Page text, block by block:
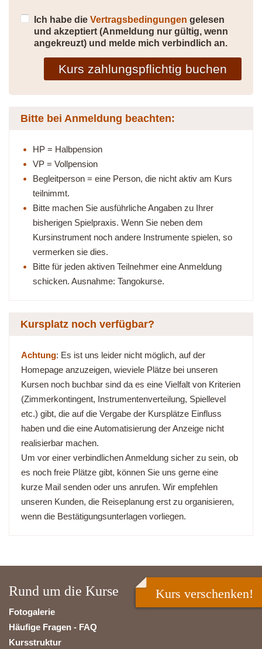
Ich habe die Vertragsbedingungen gelesen
und akzeptiert (Anmeldung nur gültig, wenn
angekreuzt) und melde mich verbindlich an.
Kurs zahlungspflichtig buchen
Bitte bei Anmeldung beachten:
HP = Halbpension
VP = Vollpension
Begleitperson = eine Person, die nicht aktiv am Kurs
teilnimmt.
Bitte machen Sie ausführliche Angaben zu Ihrer
bisherigen Spielpraxis. Wenn Sie neben dem
Kursinstrument noch andere Instrumente spielen, so
vermerken sie dies.
Bitte für jeden aktiven Teilnehmer eine Anmeldung
schicken. Ausnahme: Tangokurse.
Kursplatz noch verfügbar?
Achtung: Es ist uns leider nicht möglich, auf der
Homepage anzuzeigen, wieviele Plätze bei unseren
Kursen noch buchbar sind da es eine Vielfalt von Kriterien
(Zimmerkontingent, Instrumentenverteilung, Spiellevel
etc.) gibt, die auf die Vergabe der Kursplätze Einfluss
haben und die eine Automatisierung der Anzeige nicht
realisierbar machen.
Um vor einer verbindlichen Anmeldung sicher zu sein, ob
es noch freie Plätze gibt, können Sie uns gerne eine
kurze Mail senden oder uns anrufen. Wir empfehlen
unseren Kunden, die Reiseplanung erst zu organisieren,
wenn die Bestätigungsunterlagen vorliegen.
Rund um die Kurse
Fotogalerie
Häufige Fragen - FAQ
Kursstruktur
Kurs verschenken!